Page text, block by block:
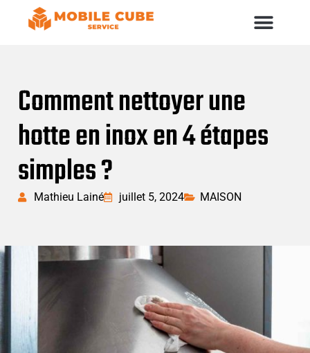
Comment nettoyer une
hotte en inox en 4 étapes
simples ?
Mathieu Lainé juillet 5, 2024 MAISON